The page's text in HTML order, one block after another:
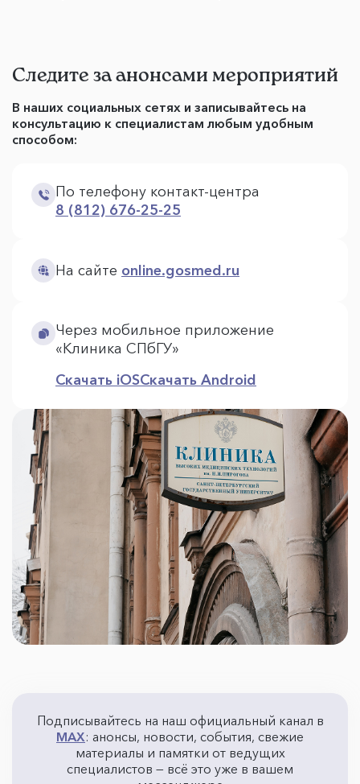
Следите за анонсами мероприятий
В наших социальных сетях и записывайтесь на
консультацию к специалистам любым удобным
способом:
По телефону контакт-центра
8 (812) 676-25-25
На сайте online.gosmed.ru
Через мобильное приложение
«Клиника СПбГУ»
Скачать iOSСкачать Android
Подписывайтесь на наш официальный канал в
MAX: анонсы, новости, события, свежие
материалы и памятки от ведущих
специалистов — всё это уже в вашем